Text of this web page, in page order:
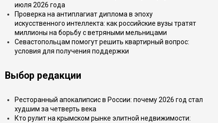
июля 2026 года
Проверка на антиплагиат диплома в эпоху
искусственного интеллекта: как российские вузы тратят
миллионы на борьбу с ветряными мельницами
Севастопольцам помогут решить квартирный вопрос:
условия для получения поддержки
Выбор редакции
Ресторанный апокалипсис в России: почему 2026 год стал
худшим за четверть века
Кто рулит на крымском рынке элитной недвижимости: